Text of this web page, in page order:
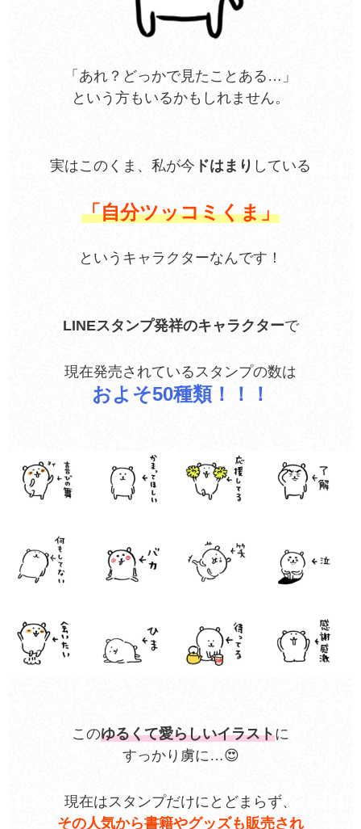
「あれ？どっかで見たことある…」
という方もいるかもしれません。
実はこのくま、私が今 ドはまり している
「自分ツッコミくま」
というキャラクターなんです！
LINEスタンプ発祥のキャラクターで
現在発売されているスタンプの数は
およそ50種類！！！
このゆるくて愛らしいイラストに
すっかり虜に…😍
現在はスタンプだけにとどまらず、
その人気から書籍やグッズも販売され